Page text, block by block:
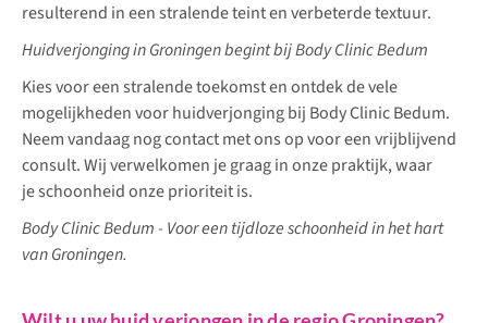
resulterend in een stralende teint en verbeterde textuur.
Huidverjonging in Groningen begint bij Body Clinic Bedum
Kies voor een stralende toekomst en ontdek de vele
mogelijkheden voor huidverjonging bij Body Clinic Bedum.
Neem vandaag nog contact met ons op voor een vrijblijvend
consult. Wij verwelkomen je graag in onze praktijk, waar
je schoonheid onze prioriteit is.
Body Clinic Bedum - Voor een tijdloze schoonheid in het hart
van Groningen.